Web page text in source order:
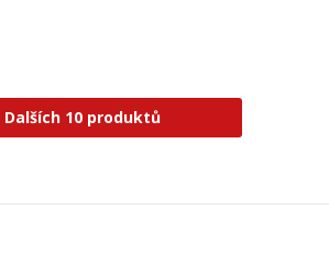
Dalších 10 produktů